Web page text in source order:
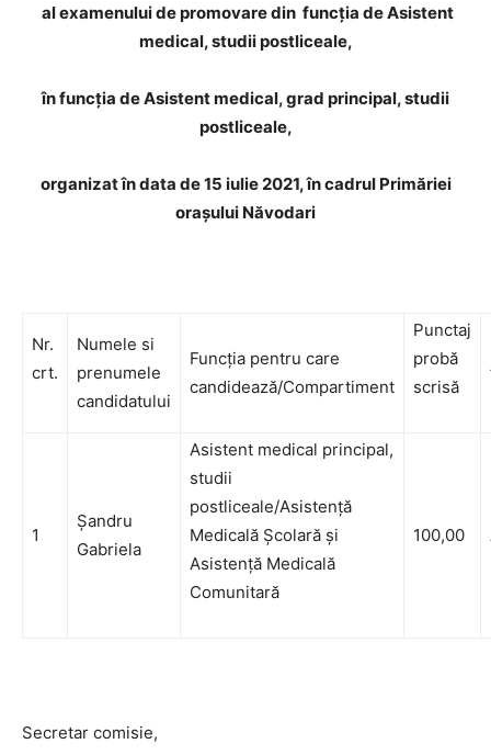
al examenului de promovare din funcția de Asistent
medical, studii postliceale,
în funcția de Asistent medical, grad principal, studii
postliceale,
organizat în data de 15 iulie 2021, în cadrul Primăriei
orașului Năvodari
Nr.
crt.
Numele si
prenumele
candidatului
Funcția pentru care
candidează/Compartiment
Punctaj
probă
scrisă
1
Șandru
Gabriela
Asistent medical principal,
studii
postliceale/Asistență
Medicală Școlară și
Asistență Medicală
Comunitară
100,00
Secretar comisie,